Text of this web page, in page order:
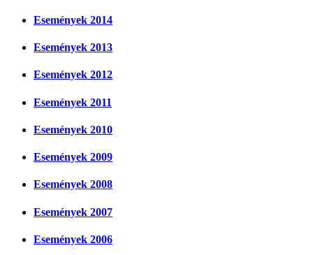
Események 2014
Események 2013
Események 2012
Események 2011
Események 2010
Események 2009
Események 2008
Események 2007
Események 2006